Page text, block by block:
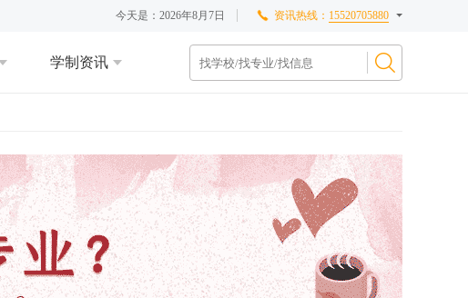
今天是： 2026年8月7日 资讯热线： 15520705880
学制资讯